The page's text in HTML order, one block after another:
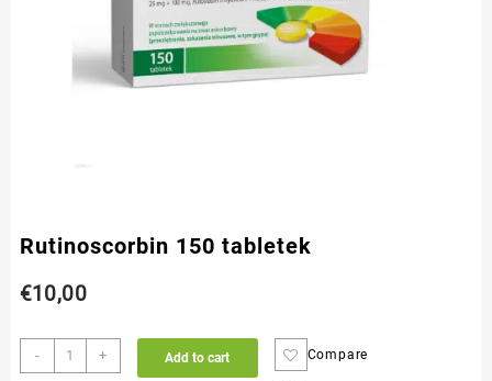
Rutinoscorbin 150 tabletek
€10,00
- + Add to cart Compare